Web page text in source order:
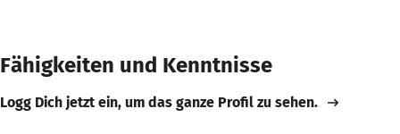
Fähigkeiten und Kenntnisse
Logg Dich jetzt ein, um das ganze Profil zu sehen.